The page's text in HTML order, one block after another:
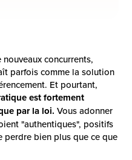
concurrents,
parfois comme la solution
Et pourtant,
est fortement
par la loi. Vous adonner
"authentiques", positifs
perdre bien plus que ce que